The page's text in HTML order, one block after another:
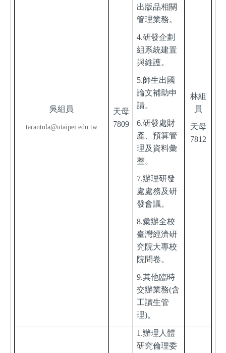
吳組員
tarantula@utaipei.edu.tw
天母
7809
出版品相關
管理業務。
4.研發企劃
組系統建置
與維護。
5.師生出國
論文補助申
請。
6.研發處財
產、預算管
理及資料彙
整。
7.辦理研發
處處務及研
發會議。
8.彙辦全校
臺灣經濟研
究院大專校
院問卷。
9.其他臨時
交辦業務(含
工讀生管
理)。
林組
員
天母
7812
1.辦理人體
研究倫理委